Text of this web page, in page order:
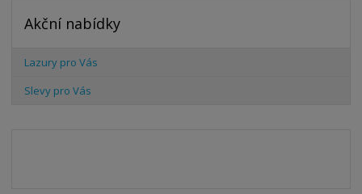
Akční nabídky
Lazury pro Vás
Slevy pro Vás